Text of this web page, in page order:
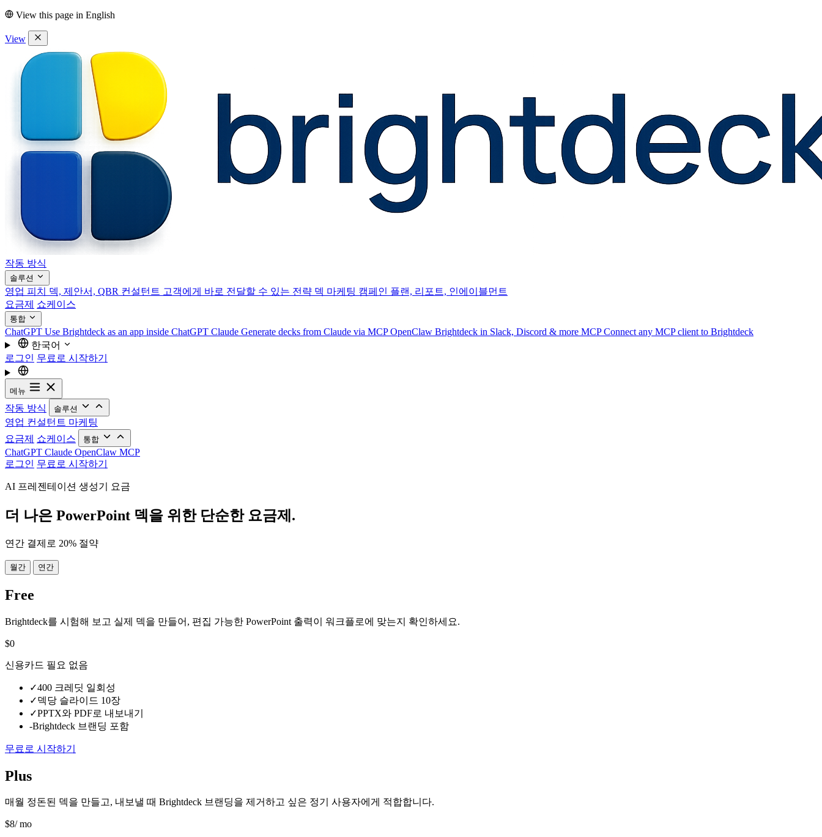
View this page in English
View
작동 방식
솔루션
영업 피치 덱, 제안서, QBR 컨설턴트 고객에게 바로 전달할 수 있는 전략 덱 마케팅 캠페인 플랜, 리포트, 인에이블먼트
요금제 쇼케이스
통합
ChatGPT Use Brightdeck as an app inside ChatGPT Claude Generate decks from Claude via MCP OpenClaw Brightdeck in Slack, Discord & more MCP Connect any MCP client to Brightdeck
한국어
로그인 무료로 시작하기
메뉴
작동 방식 솔루션
영업 컨설턴트 마케팅
요금제 쇼케이스 통합
ChatGPT Claude OpenClaw MCP
로그인 무료로 시작하기
AI 프레젠테이션 생성기 요금
더 나은 PowerPoint 덱을 위한 단순한 요금제.
연간 결제로 20% 절약
월간 연간
Free
Brightdeck를 시험해 보고 실제 덱을 만들어, 편집 가능한 PowerPoint 출력이 워크플로에 맞는지 확인하세요.
$0
신용카드 필요 없음
✓400 크레딧 일회성
✓덱당 슬라이드 10장
✓PPTX와 PDF로 내보내기
-Brightdeck 브랜딩 포함
무료로 시작하기
Plus
매월 정돈된 덱을 만들고, 내보낼 때 Brightdeck 브랜딩을 제거하고 싶은 정기 사용자에게 적합합니다.
$8/ mo